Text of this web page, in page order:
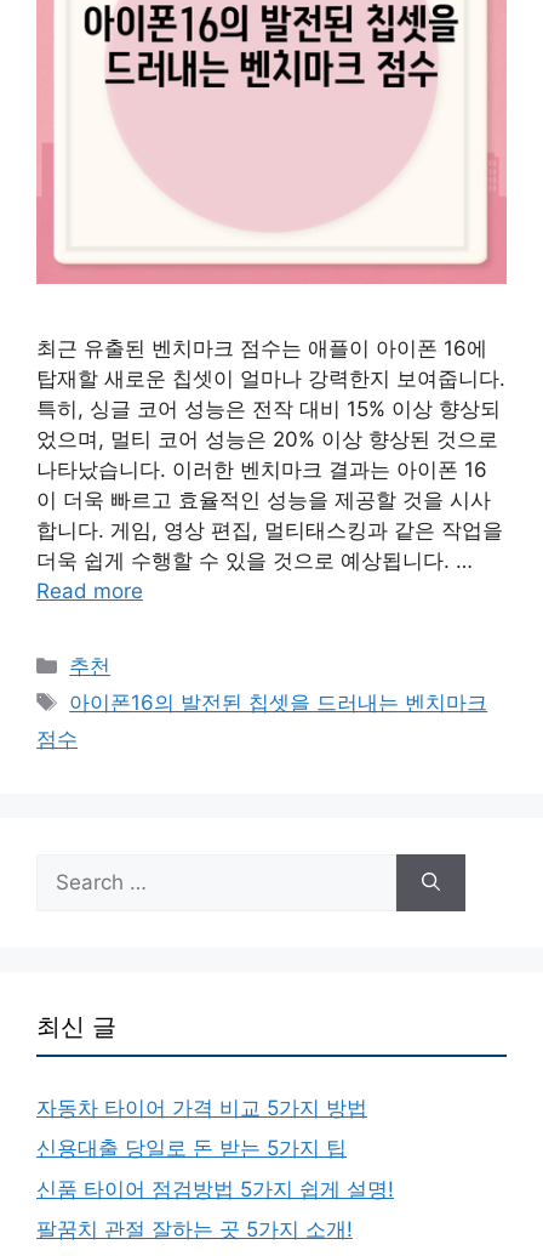
최근 유출된 벤치마크 점수는 애플이 아이폰 16에
탑재할 새로운 칩셋이 얼마나 강력한지 보여줍니다.
특히, 싱글 코어 성능은 전작 대비 15% 이상 향상되
었으며, 멀티 코어 성능은 20% 이상 향상된 것으로
나타났습니다. 이러한 벤치마크 결과는 아이폰 16
이 더욱 빠르고 효율적인 성능을 제공할 것을 시사
합니다. 게임, 영상 편집, 멀티태스킹과 같은 작업을
더욱 쉽게 수행할 수 있을 것으로 예상됩니다. …
Read more
Categories
추천
Tags
아이폰16의 발전된 칩셋을 드러내는 벤치마크
점수
for:
최신 글
자동차 타이어 가격 비교 5가지 방법
신용대출 당일로 돈 받는 5가지 팁
신품 타이어 점검방법 5가지 쉽게 설명!
팔꿈치 관절 잘하는 곳 5가지 소개!